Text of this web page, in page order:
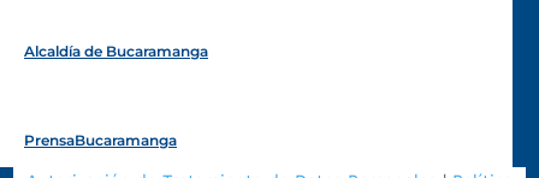
Alcaldía de Bucaramanga
PrensaBucaramanga